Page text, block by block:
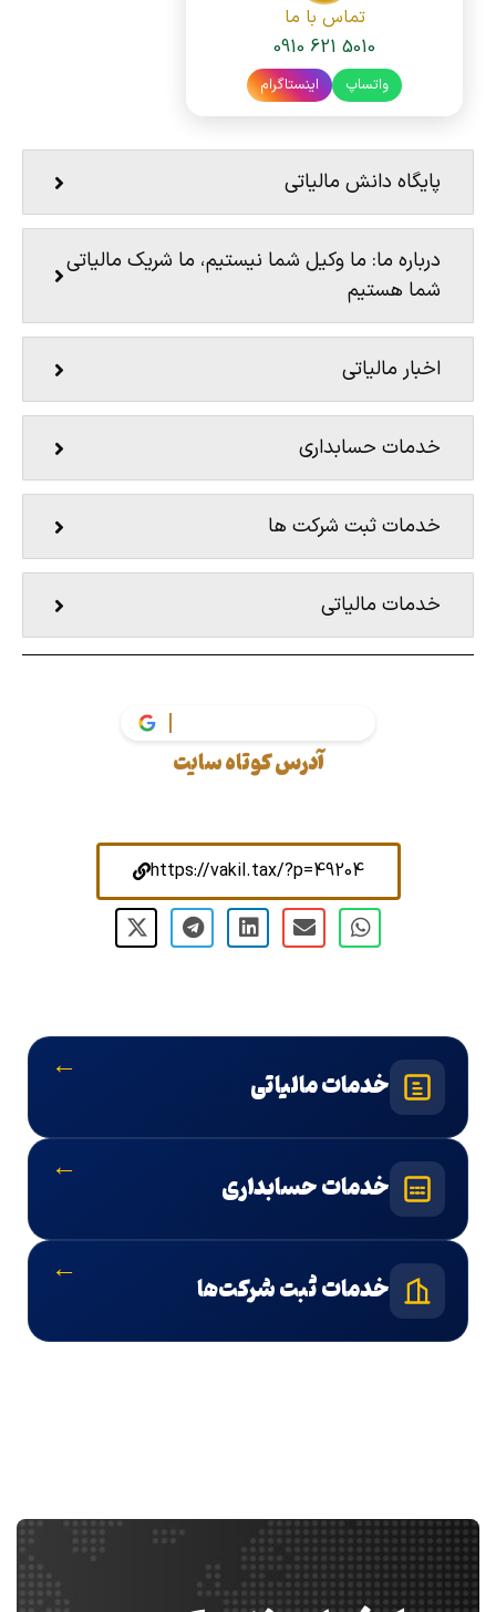
تماس با ما
0910 621 5010
واتساپ اینستاگرام
پایگاه دانش مالیاتی
درباره ما: ما وکیل شما نیستیم، ما شریک مالیاتی
شما هستیم
اخبار مالیاتی
خدمات حسابداری
خدمات ثبت شرکت ها
خدمات مالیاتی
آدرس کوتاه سایت
https://vakil.tax/?p=49204
خدمات مالیاتی
←
خدمات حسابداری
←
خدمات ثبت شرکت‌ها
←